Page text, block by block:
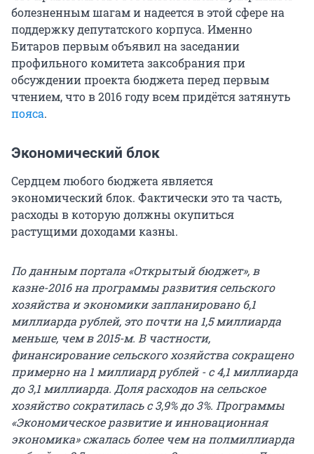
болезненным шагам и надеется в этой сфере на
поддержку депутатского корпуса. Именно
Битаров первым объявил на заседании
профильного комитета заксобрания при
обсуждении проекта бюджета перед первым
чтением, что в 2016 году всем придётся затянуть
пояса.
Экономический блок
Сердцем любого бюджета является
экономический блок. Фактически это та часть,
расходы в которую должны окупиться
растущими доходами казны.
По данным портала «Открытый бюджет», в
казне-2016 на программы развития сельского
хозяйства и экономики запланировано 6,1
миллиарда рублей, это почти на 1,5 миллиарда
меньше, чем в 2015-м. В частности,
финансирование сельского хозяйства сокращено
примерно на 1 миллиард рублей - c 4,1 миллиарда
до 3,1 миллиарда. Доля расходов на сельское
хозяйство сократилась с 3,9% до 3%. Программы
«Экономическое развитие и инновационная
экономика» сжалась более чем на полмиллиарда